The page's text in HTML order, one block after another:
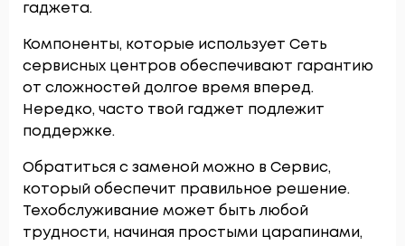
гаджета.
Компоненты, которые использует Сеть
сервисных центров обеспечивают гарантию
от сложностей долгое время вперед.
Нередко, часто твой гаджет подлежит
поддержке.
Обратиться с заменой можно в Сервис,
который обеспечит правильное решение.
Техобслуживание может быть любой
трудности, начиная простыми царапинами,